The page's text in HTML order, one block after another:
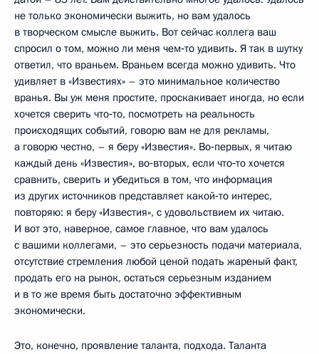
не только экономически выжить, но вам удалось
в творческом смысле выжить. Вот сейчас коллега ваш
спросил о том, можно ли меня чем‑то удивить. Я так в шутку
ответил, что враньем. Враньем всегда можно удивить. Что
удивляет в «Известиях» – это минимальное количество
вранья. Вы уж меня простите, проскакивает иногда, но если
хочется сверить что‑то, посмотреть на реальность
происходящих событий, говорю вам не для рекламы,
а говорю честно, – я беру «Известия». Во‑первых, я читаю
каждый день «Известия», во‑вторых, если что‑то хочется
сравнить, сверить и убедиться в том, что информация
из других источников представляет какой‑то интерес,
повторяю: я беру «Известия», с удовольствием их читаю.
И вот это, наверное, самое главное, что вам удалось
с вашими коллегами, – это серьезность подачи материала,
отсутствие стремления любой ценой подать жареный факт,
продать его на рынок, остаться серьезным изданием
и в то же время быть достаточно эффективным
экономически.
Это, конечно, проявление таланта, подхода. Таланта